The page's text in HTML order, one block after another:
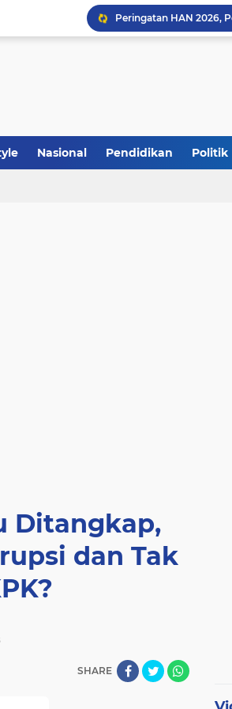
Sinergi Fiskal Moneter:
Nasional Pendidikan Politik
Ditangkap,
dan Tak
SHARE